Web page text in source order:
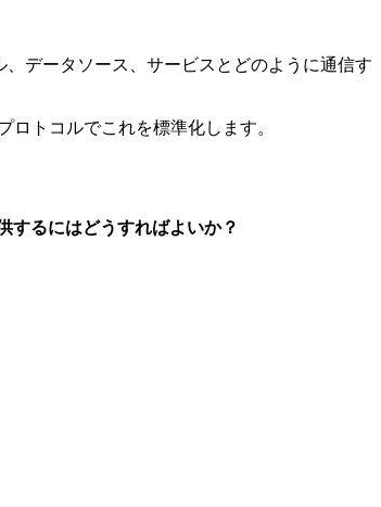
データソース、サービスとどのように通信す
トコルでこれを標準化します。
するにはどうすればよいか？